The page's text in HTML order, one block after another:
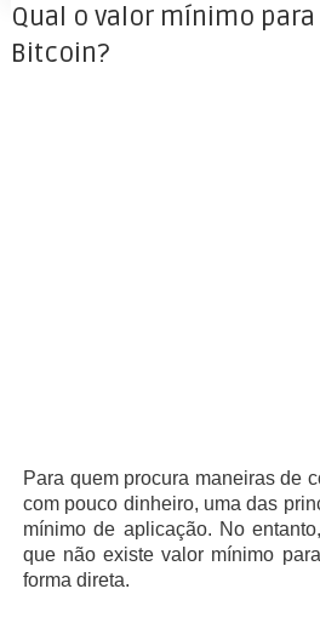
Qual o valor mínimo
Bitcoin?
Para quem procura maneiras de
com pouco dinheiro, uma das
mínimo de aplicação. No
que não existe valor mínimo
forma direta.